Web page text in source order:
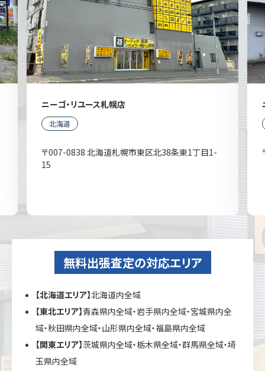
ニーゴ・リユース札幌店
北海道
〒007-0838 北海道札幌市東区北38条東1丁目1-
15
無料出張査定の対応エリア
【北海道エリア】北海道内全域
【東北エリア】青森県内全域・岩手県内全域・宮城県内全
域・秋田県内全域・山形県内全域・福島県内全域
【関東エリア】茨城県内全域・栃木県全域・群馬県全域・埼
玉県内全域